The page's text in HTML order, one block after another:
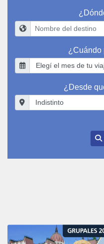
¿Cuándo
¿Desde